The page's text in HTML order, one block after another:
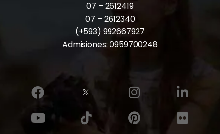
07 – 2612419
07 – 2612340
(+593) 992667927
Admisiones: 0959700248